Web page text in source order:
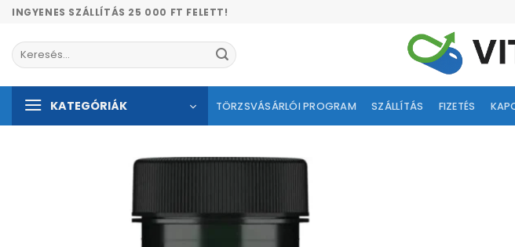
Skip
content
INGYENES SZÁLLÍTÁS 25 000 FT FELETT!
Keresés
a
KATEGÓRIÁK TÖRZSVÁSÁRLÓI PROGRAM SZÁLLÍTÁS FIZETÉS